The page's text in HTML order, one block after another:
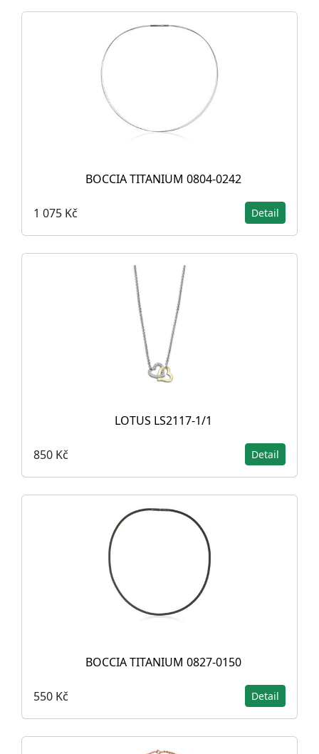
BOCCIA TITANIUM 0804-0242
1 075 Kč Detail
LOTUS LS2117-1/1
850 Kč Detail
BOCCIA TITANIUM 0827-0150
550 Kč Detail